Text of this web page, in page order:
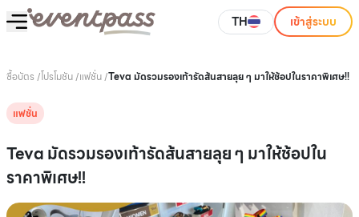
TH เข้าสู่ระบบ
ซื้อบัตร /โปรโมชัน/แฟชั่น/Teva มัดรวมรองเท้ารัดส้นสายลุย ๆ มาให้ช้อปในราคาพิเศษ!!
แฟชั่น
Teva มัดรวมรองเท้ารัดส้นสายลุย ๆ มาให้ช้อปใน
ราคาพิเศษ!!